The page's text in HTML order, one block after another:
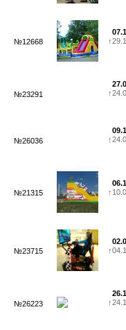
№12668
↑
№23291
↑
№26036
↑
№21315
↑
№23715
↑
№26223
↑